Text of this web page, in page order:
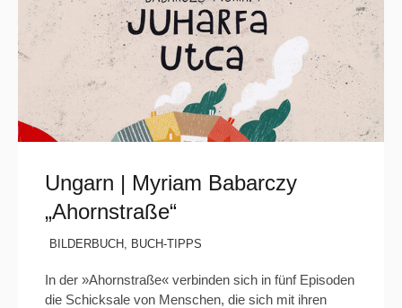
Ungarn | Myriam Babarczy
„Ahornstraße“
BILDERBUCH , BUCH-TIPPS
In der »Ahornstraße« verbinden sich in fünf Episoden
die Schicksale von Menschen, die sich mit ihren